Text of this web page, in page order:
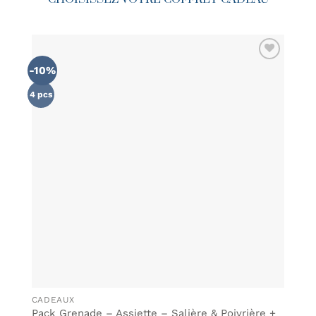
-10%
4 pcs
CADEAUX
Pack Grenade – Assiette – Salière & Poivrière +